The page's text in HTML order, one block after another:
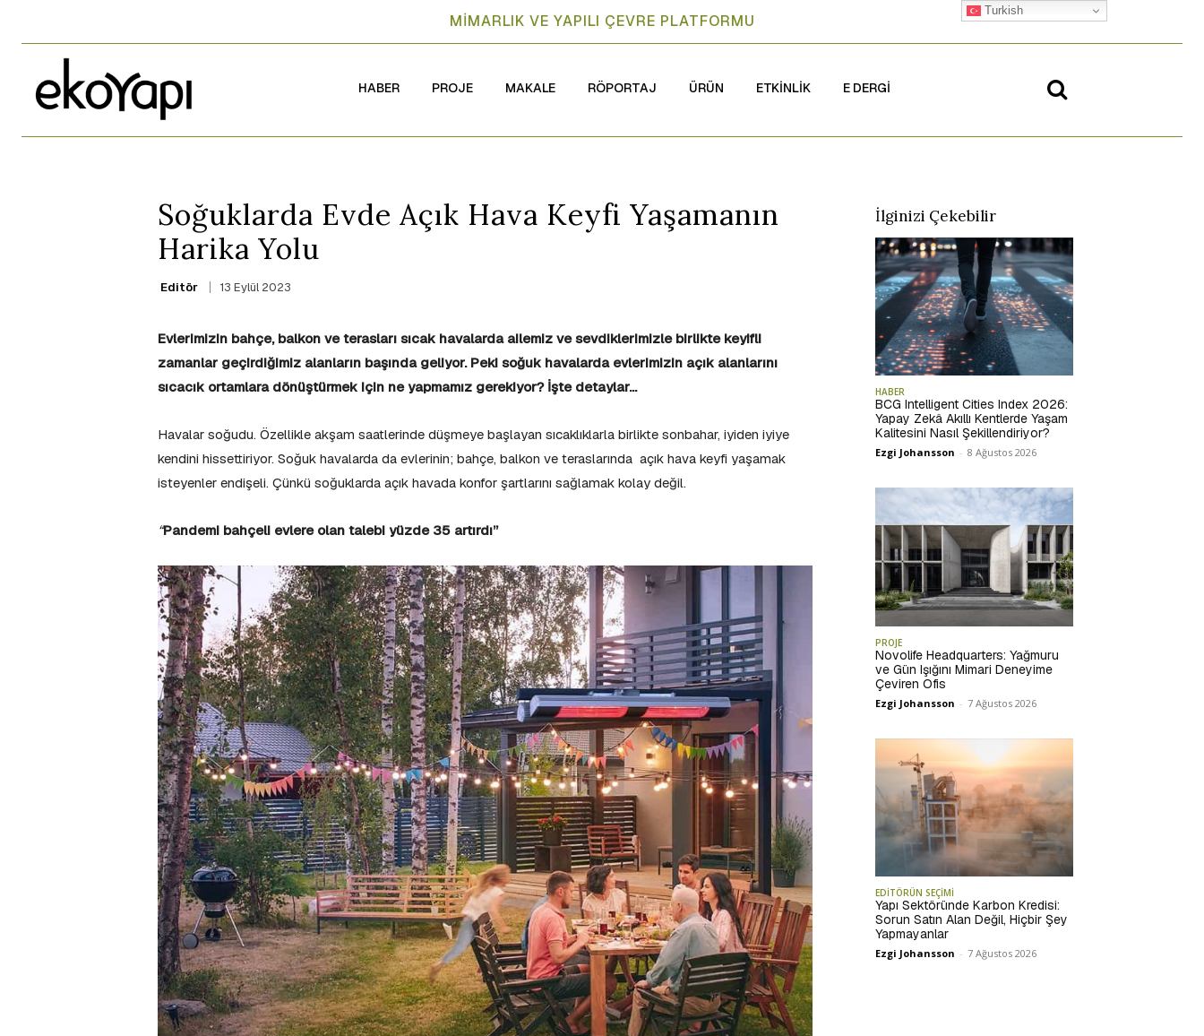
MİMARLIK VE YAPILI ÇEVRE PLATFORMU
HABER PROJE MAKALE RÖPORTAJ ÜRÜN ETKİNLİK E DERGİ
Soğuklarda Evde Açık Hava Keyfi Yaşamanın
Harika Yolu
Editör 13 Eylül 2023
Evlerimizin bahçe, balkon ve terasları sıcak havalarda ailemiz ve sevdiklerimizle birlikte keyifli
zamanlar geçirdiğimiz alanların başında geliyor. Peki soğuk havalarda evlerimizin açık alanlarını
sıcacık ortamlara dönüştürmek için ne yapmamız gerekiyor? İşte detaylar…
Havalar soğudu. Özellikle akşam saatlerinde düşmeye başlayan sıcaklıklarla birlikte sonbahar, iyiden iyiye
kendini hissettiriyor. Soğuk havalarda da evlerinin; bahçe, balkon ve teraslarında açık hava keyfi yaşamak
isteyenler endişeli. Çünkü soğuklarda açık havada konfor şartlarını sağlamak kolay değil.
“Pandemi bahçeli evlere olan talebi yüzde 35 artırdı”
İlginizi Çekebilir
HABER
BCG Intelligent Cities Index 2026:
Yapay Zekâ Akıllı Kentlerde Yaşam
Kalitesini Nasıl Şekillendiriyor?
Ezgi Johansson - 8 Ağustos 2026
PROJE
Novolife Headquarters: Yağmuru
ve Gün Işığını Mimari Deneyime
Çeviren Ofis
Ezgi Johansson - 7 Ağustos 2026
EDİTÖRÜN SEÇİMİ
Yapı Sektöründe Karbon Kredisi:
Sorun Satın Alan Değil, Hiçbir Şey
Yapmayanlar
Ezgi Johansson - 7 Ağustos 2026
Turkish